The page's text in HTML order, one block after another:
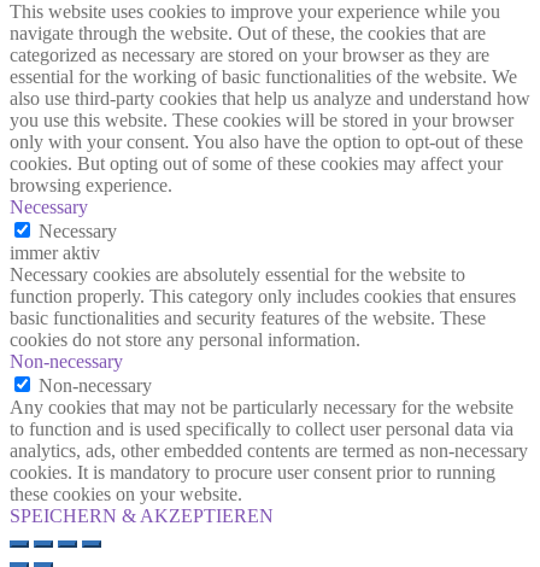
This website uses cookies to improve your experience while you
navigate through the website. Out of these, the cookies that are
categorized as necessary are stored on your browser as they are
essential for the working of basic functionalities of the website. We
also use third-party cookies that help us analyze and understand how
you use this website. These cookies will be stored in your browser
only with your consent. You also have the option to opt-out of these
cookies. But opting out of some of these cookies may affect your
browsing experience.
Necessary
Necessary
immer aktiv
Necessary cookies are absolutely essential for the website to
function properly. This category only includes cookies that ensures
basic functionalities and security features of the website. These
cookies do not store any personal information.
Non-necessary
Non-necessary
Any cookies that may not be particularly necessary for the website
to function and is used specifically to collect user personal data via
analytics, ads, other embedded contents are termed as non-necessary
cookies. It is mandatory to procure user consent prior to running
these cookies on your website.
SPEICHERN & AKZEPTIEREN